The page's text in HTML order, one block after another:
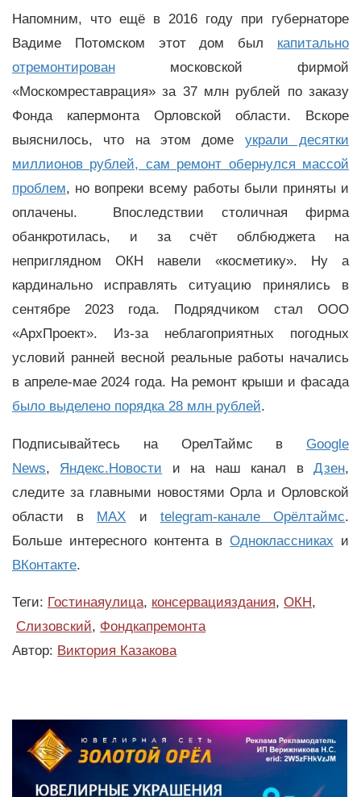
Напомним, что ещё в 2016 году при губернаторе
Вадиме Потомском этот дом был капитально
отремонтирован московской фирмой
«Москомреставрация» за 37 млн рублей по заказу
Фонда капермонта Орловской области. Вскоре
выяснилось, что на этом доме украли десятки
миллионов рублей, сам ремонт обернулся массой
проблем, но вопреки всему работы были приняты и
оплачены. Впоследствии столичная фирма
обанкротилась, и за счёт облбюджета на
неприглядном ОКН навели «косметику». Ну а
кардинально исправлять ситуацию принялись в
сентябре 2023 года. Подрядчиком стал ООО
«АрхПроект». Из-за неблагоприятных погодных
условий ранней весной реальные работы начались
в апреле-мае 2024 года. На ремонт крыши и фасада
было выделено порядка 28 млн рублей.
Подписывайтесь на ОрелТаймс в Google
News, Яндекс.Новости и на наш канал вДзен,
следите за главными новостями Орла и Орловской
области в MAX и telegram-канале Орёлтаймс.
Больше интересного контента вОдноклассниках и
ВКонтакте.
Теги: Гостинаяулица, консервацияздания, ОКН,
Слизовский, Фондкапремонта
Автор: Виктория Казакова